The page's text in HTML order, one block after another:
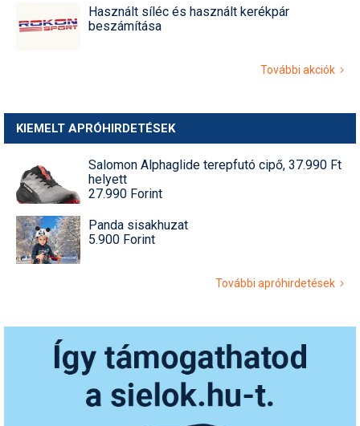
Használt síléc és használt kerékpár
beszámítása
További akciók
KIEMELT APRÓHIRDETÉSEK
Salomon Alphaglide terepfutó cipő, 37.990 Ft
helyett
27.990 Forint
Panda sisakhuzat
5.900 Forint
További apróhirdetések